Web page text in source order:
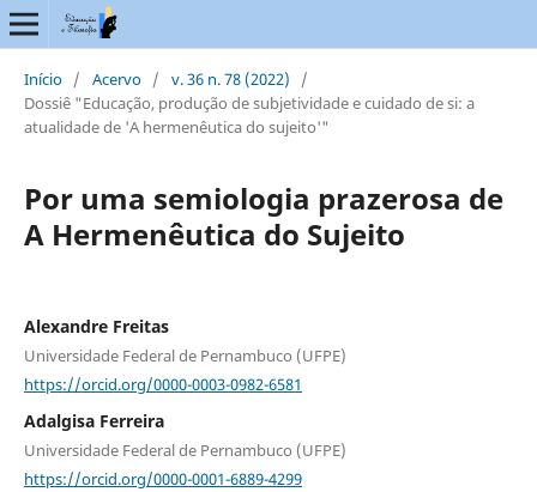
Início / Acervo / v. 36 n. 78 (2022)
/
Dossiê "Educação, produção de subjetividade e cuidado de si: a
atualidade de 'A hermenêutica do sujeito'"
Por uma semiologia prazerosa de
A Hermenêutica do Sujeito
Alexandre Freitas
Universidade Federal de Pernambuco (UFPE)
https://orcid.org/0000-0003-0982-6581
Adalgisa Ferreira
Universidade Federal de Pernambuco (UFPE)
https://orcid.org/0000-0001-6889-4299